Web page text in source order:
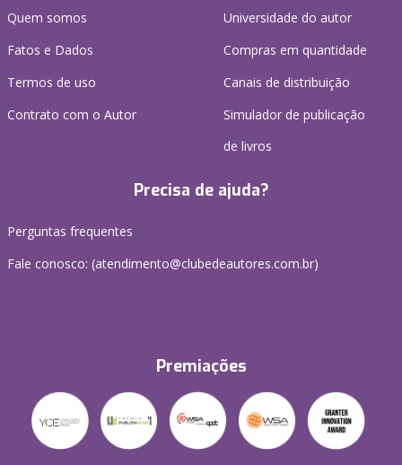
Quem somos
Fatos e Dados
Termos de uso
Contrato com o Autor
Universidade do autor
Compras em quantidade
Canais de distribuição
Simulador de publicação
de livros
Precisa de ajuda?
Perguntas frequentes
Fale conosco: (atendimento@clubedeautores.com.br)
Premiações